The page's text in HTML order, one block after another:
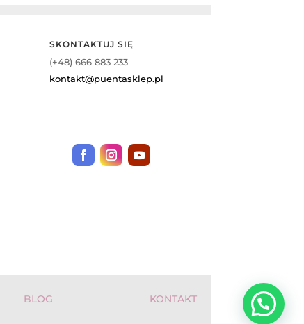
SKONTAKTUJ SIĘ
(+48) 666 883 233
kontakt@puentasklep.pl
BLOG KONTAKT